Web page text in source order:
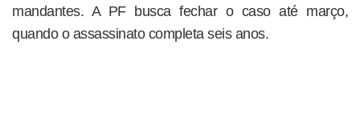
mandantes. A PF busca fechar o caso até março,
quando o assassinato completa seis anos.